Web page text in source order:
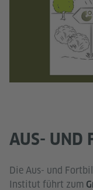
AUS- UND
Die Aus- und
Institut führt zum